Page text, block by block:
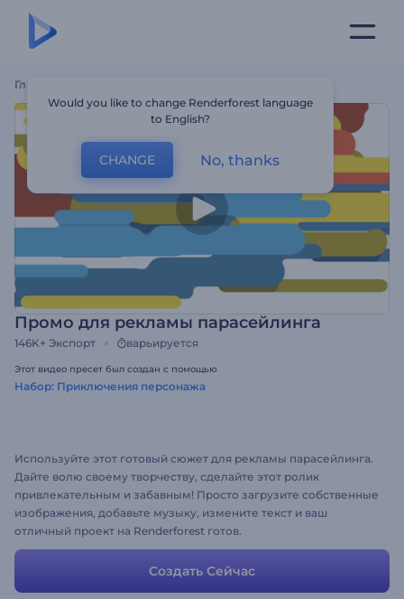
Главная
Промо для рекламы парасейлинга
146K+ Экспорт варьируется
Этот видео пресет был создан с помощью
Набор: Приключения персонажа
Используйте этот готовый сюжет для рекламы парасейлинга.
Дайте волю своему творчеству, сделайте этот ролик
привлекательным и забавным! Просто загрузите собственные
изображения, добавьте музыку, измените текст и ваш
отличный проект на Renderforest готов.
Создать Сейчас
Would you like to change Renderforest language
to English?
CHANGE No, thanks